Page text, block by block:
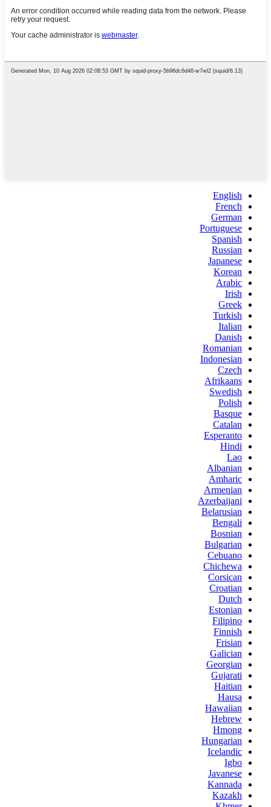
English
French
German
Portuguese
Spanish
Russian
Japanese
Korean
Arabic
Irish
Greek
Turkish
Italian
Danish
Romanian
Indonesian
Czech
Afrikaans
Swedish
Polish
Basque
Catalan
Esperanto
Hindi
Lao
Albanian
Amharic
Armenian
Azerbaijani
Belarusian
Bengali
Bosnian
Bulgarian
Cebuano
Chichewa
Corsican
Croatian
Dutch
Estonian
Filipino
Finnish
Frisian
Galician
Georgian
Gujarati
Haitian
Hausa
Hawaiian
Hebrew
Hmong
Hungarian
Icelandic
Igbo
Javanese
Kannada
Kazakh